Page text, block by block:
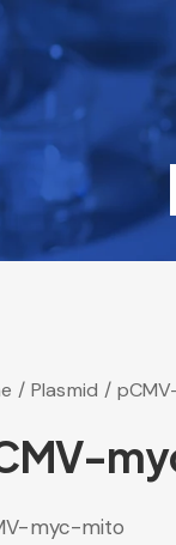
Plasmid
myc-mito